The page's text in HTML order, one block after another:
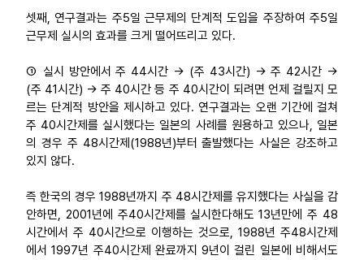
셋째, 연구결과는 주5일 근무제의 단계적 도입을 주장하여 주5일
근무제 실시의 효과를 크게 떨어뜨리고 있다.
① 실시 방안에서 주 44시간 -> (주 43시간) -> 주 42시간 ->
(주 41시간) -> 주 40시간 등 주 40시간이 되려면 언제 걸릴지 모
르는 단계적 방안을 제시하고 있다. 연구결과는 오랜 기간에 걸쳐
주 40시간제를 실시했다는 일본의 사례를 원용하고 있으나, 일본
의 경우 주 48시간제(1988년)부터 출발했다는 사실은 강조하고
있지 않다.
즉 한국의 경우 1988년까지 주 48시간제를 유지했다는 사실을 감
안하면, 2001년에 주40시간제를 실시한다해도 13년만에 주 48
시간에서 주 40시간으로 이행하는 것으로, 1988년 주48시간제
에서 1997년 주40시간제 완료까지 9년이 걸린 일본에 비해서도